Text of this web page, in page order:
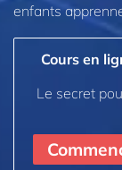
enfants
Cours en
Le secret